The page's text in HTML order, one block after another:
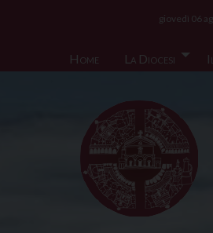
Home
La Diocesi
giovedì 06